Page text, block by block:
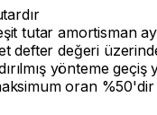
tutar amortisman
defter değeri
yönteme geçiş
oran %50'dir